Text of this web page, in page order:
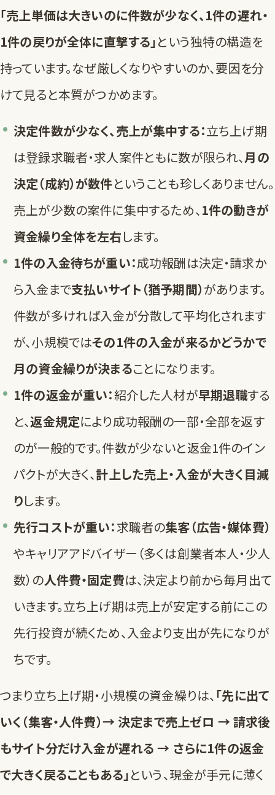
「売上単価は大きいのに件数が少なく、1件の遅れ・
1件の戻りが全体に直撃する」という独特の構造を
持っています。なぜ厳しくなりやすいのか、要因を分
けて見ると本質がつかめます。
決定件数が少なく、売上が集中する：立ち上げ期
は登録求職者・求人案件ともに数が限られ、月の
決定（成約）が数件ということも珍しくありません。
売上が少数の案件に集中するため、1件の動きが
資金繰り全体を左右します。
1件の入金待ちが重い：成功報酬は決定・請求か
ら入金まで支払いサイト（猶予期間）があります。
件数が多ければ入金が分散して平均化されます
が、小規模ではその1件の入金が来るかどうかで
月の資金繰りが決まることになります。
1件の返金が重い：紹介した人材が早期退職する
と、返金規定により成功報酬の一部・全部を返す
のが一般的です。件数が少ないと返金1件のイン
パクトが大きく、計上した売上・入金が大きく目減
りします。
先行コストが重い：求職者の集客（広告・媒体費）
やキャリアアドバイザー（多くは創業者本人・少人
数）の人件費・固定費は、決定より前から毎月出て
いきます。立ち上げ期は売上が安定する前にこの
先行投資が続くため、入金より支出が先になりが
ちです。
つまり立ち上げ期・小規模の資金繰りは、「先に出て
いく（集客・人件費）→ 決定まで売上ゼロ → 請求後
もサイト分だけ入金が遅れる → さらに1件の返金
で大きく戻ることもある」という、現金が手元に薄く